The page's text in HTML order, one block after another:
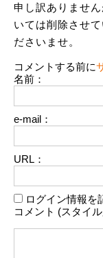
申し訳ありませ
いては削除させ
ださいませ。
コメントする前に
名前：
e-mail：
URL：
ログイン情報を
コメント (スタイ